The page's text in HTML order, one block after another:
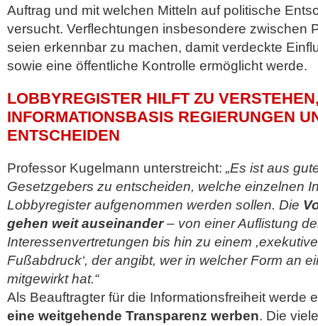
Auftrag und mit welchen Mitteln auf politische
versucht. Verflechtungen insbesondere zwischen
seien erkennbar zu machen, damit verdeckte
sowie eine öffentliche Kontrolle ermöglicht werde.
LOBBYREGISTER HILFT ZU
INFORMATIONSBASIS REGIERUNGEN
ENTSCHEIDEN
Professor Kugelmann unterstreicht: „Es ist aus
Gesetzgebers zu entscheiden, welche einzelnen
Lobbyregister aufgenommen werden sollen. Die
gehen weit auseinander– von einer Auflistung
Interessenvertretungen bis hin zu einem
Fußabdruck‘, der angibt, wer in welcher Form an
mitgewirkt hat.“
Als Beauftragter für die Informationsfreiheit werde
eine weitgehende Transparenz werben. Die